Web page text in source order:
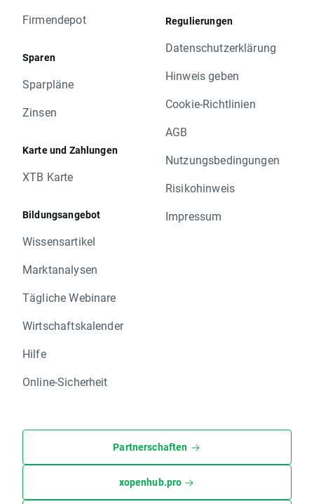
Firmendepot
Sparen
Sparpläne
Zinsen
Karte und Zahlungen
XTB Karte
Bildungsangebot
Wissensartikel
Marktanalysen
Tägliche Webinare
Wirtschaftskalender
Hilfe
Online-Sicherheit
Regulierungen
Datenschutzerklärung
Hinweis geben
Cookie-Richtlinien
AGB
Nutzungsbedingungen
Risikohinweis
Impressum
Partnerschaften
xopenhub.pro